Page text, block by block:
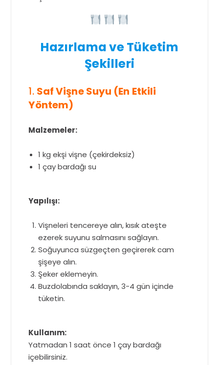
Hazırlama ve Tüketim
Şekilleri
1. Saf Vişne Suyu (En Etkili
Yöntem)
Malzemeler:
1 kg ekşi vişne (çekirdeksiz)
1 çay bardağı su
Yapılışı:
Vişneleri tencereye alın, kısık ateşte
ezerek suyunu salmasını sağlayın.
Soğuyunca süzgeçten geçirerek cam
şişeye alın.
Şeker eklemeyin.
Buzdolabında saklayın, 3-4 gün içinde
tüketin.
Kullanım:
Yatmadan 1 saat önce 1 çay bardağı
içebilirsiniz.